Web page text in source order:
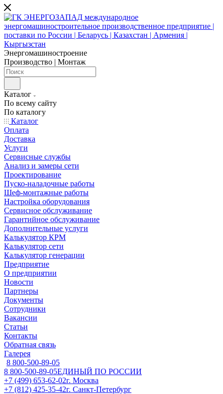
Энергомашиностроение
Производство | Монтаж
Каталог
По всему сайту
По каталогу
Каталог
Оплата
Доставка
Услуги
Сервисные службы
Анализ и замеры сети
Проектирование
Пуско-наладочные работы
Шеф-монтажные работы
Настройка оборудования
Сервисное обслуживание
Гарантийное обслуживание
Дополнительные услуги
Калькулятор КРМ
Калькулятор сети
Калькулятор генерации
Предприятие
О предприятии
Новости
Партнеры
Документы
Сотрудники
Вакансии
Статьи
Контакты
Обратная связь
Галерея
8 800-500-89-05
8 800-500-89-05ЕДИНЫЙ ПО РОССИИ
+7 (499) 653-62-02г. Москва
+7 (812) 425-35-42г. Санкт-Петербург